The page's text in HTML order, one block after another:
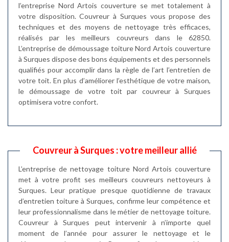
l’entreprise Nord Artois couverture se met totalement à
votre disposition. Couvreur à Surques vous propose des
techniques et des moyens de nettoyage très efficaces,
réalisés par les meilleurs couvreurs dans le 62850.
L’entreprise de démoussage toiture Nord Artois couverture
à Surques dispose des bons équipements et des personnels
qualifiés pour accomplir dans la règle de l’art l’entretien de
votre toit. En plus d’améliorer l’esthétique de votre maison,
le démoussage de votre toit par couvreur à Surques
optimisera votre confort.
Couvreur à Surques : votre meilleur allié
L’entreprise de nettoyage toiture Nord Artois couverture
met à votre profit ses meilleurs couvreurs nettoyeurs à
Surques. Leur pratique presque quotidienne de travaux
d’entretien toiture à Surques, confirme leur compétence et
leur professionnalisme dans le métier de nettoyage toiture.
Couvreur à Surques peut intervenir à n’importe quel
moment de l’année pour assurer le nettoyage et le